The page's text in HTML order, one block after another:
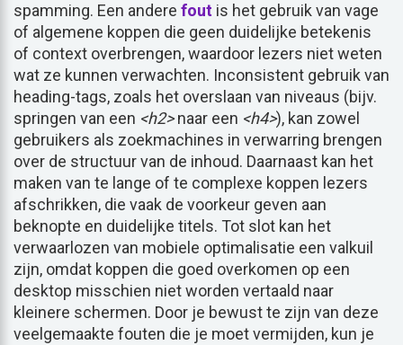
spamming. Een andere fout is het gebruik van vage
of algemene koppen die geen duidelijke betekenis
of context overbrengen, waardoor lezers niet weten
wat ze kunnen verwachten. Inconsistent gebruik van
heading-tags, zoals het overslaan van niveaus (bijv.
springen van een <h2>naar een <h4>), kan zowel
gebruikers als zoekmachines in verwarring brengen
over de structuur van de inhoud. Daarnaast kan het
maken van te lange of te complexe koppen lezers
afschrikken, die vaak de voorkeur geven aan
beknopte en duidelijke titels. Tot slot kan het
verwaarlozen van mobiele optimalisatie een valkuil
zijn, omdat koppen die goed overkomen op een
desktop misschien niet worden vertaald naar
kleinere schermen. Door je bewust te zijn van deze
veelgemaakte fouten die je moet vermijden, kun je